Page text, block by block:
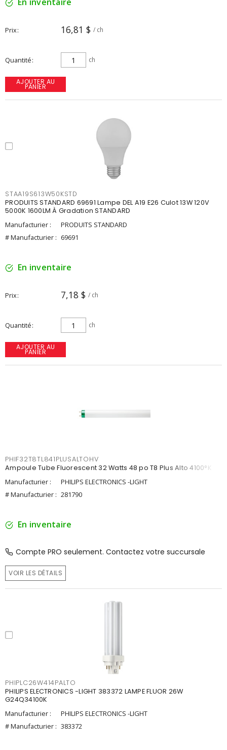
Prix 16,81 $ / ch
Quantité ch
AJOUTER AU
PANIER
STAA19S613W50KSTD
PRODUITS STANDARD 69691 Lampe DEL A19 E26 Culot 13W 120V
5000K 1600LM À Gradation STANDARD
Manufacturier :
PRODUITS STANDARD
# Manufacturier : 69691
En inventaire
Prix 7,18 $ / ch
Quantité ch
AJOUTER AU
PANIER
PHIF32T8TL841PLUSALTOHV
Ampoule Tube Fluorescent 32 Watts 48 po T8 Plus Alto 4100°K
Manufacturier :
PHILIPS ELECTRONICS -LIGHT
# Manufacturier : 281790
En inventaire
Compte PRO seulement. Contactez votre succursale
VOIR LES DÉTAILS
PHIPLC26W414PALTO
PHILIPS ELECTRONICS -LIGHT 383372 LAMPE FLUOR 26W
G24Q34100K
Manufacturier :
PHILIPS ELECTRONICS -LIGHT
# Manufacturier : 383372